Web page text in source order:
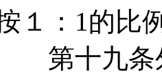
１：1的比
第十九条